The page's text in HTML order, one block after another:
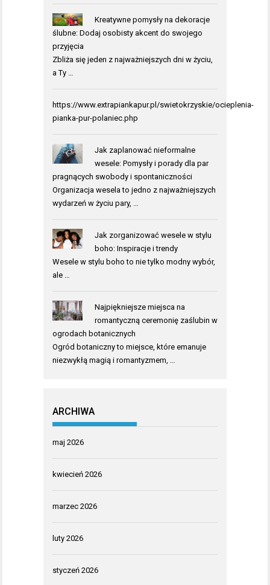
Kreatywne pomysły na dekoracje
ślubne: Dodaj osobisty akcent do swojego
przyjęcia
Zbliża się jeden z najważniejszych dni w życiu,
a Ty …
https://www.extrapiankapur.pl/swietokrzyskie/ocieplenia-
pianka-pur-polaniec.php
Jak zaplanować nieformalne
wesele: Pomysły i porady dla par
pragnących swobody i spontaniczności
Organizacja wesela to jedno z najważniejszych
wydarzeń w życiu pary, …
Jak zorganizować wesele w stylu
boho: Inspiracje i trendy
Wesele w stylu boho to nie tylko modny wybór,
ale …
Najpiękniejsze miejsca na
romantyczną ceremonię zaślubin w
ogrodach botanicznych
Ogród botaniczny to miejsce, które emanuje
niezwykłą magią i romantyzmem, …
ARCHIWA
maj 2026
kwiecień 2026
marzec 2026
luty 2026
styczeń 2026